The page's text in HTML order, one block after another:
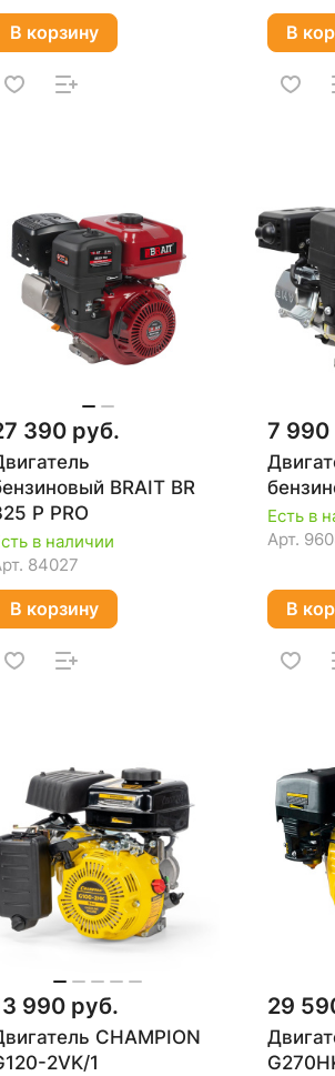
В корзину В
390 руб.
BRAIT BR
P PRO
в наличии
84027
В корзину
7 990
Есть в
Арт.
В
990 руб.
CHAMPION
2VK/1
29